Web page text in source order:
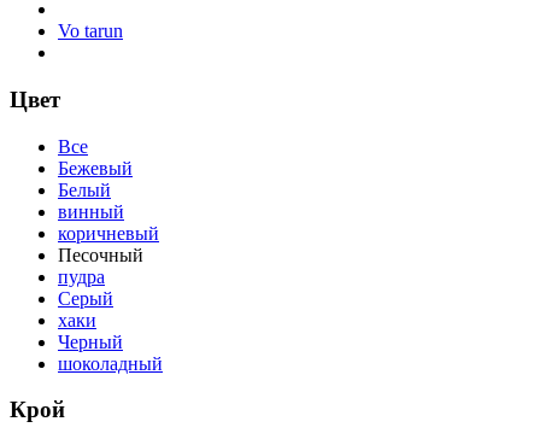
Vo tarun
Цвет
Все
Бежевый
Белый
винный
коричневый
Песочный
пудра
Серый
хаки
Черный
шоколадный
Крой